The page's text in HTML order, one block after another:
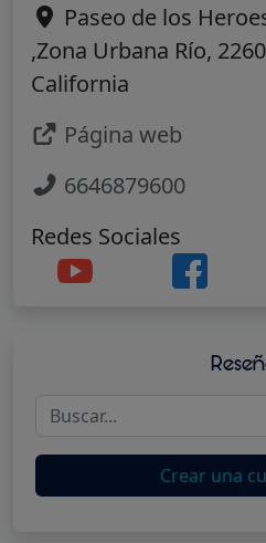
Paseo de los
,Zona Urbana Río,
California
Página web
6646879600
Redes Sociales
Crear una